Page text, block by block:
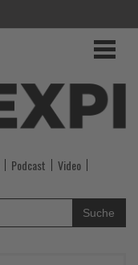
Podcast
Video
Suche